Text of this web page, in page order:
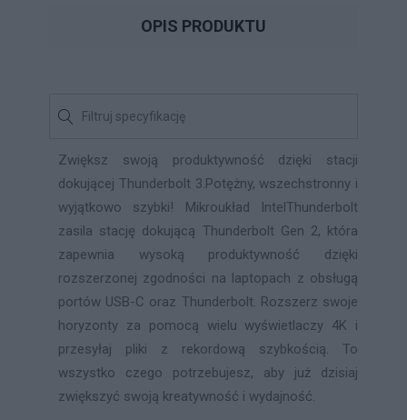
OPIS PRODUKTU
Zwiększ swoją produktywność dzięki stacji
dokującej Thunderbolt 3.Potężny, wszechstronny i
wyjątkowo szybki! Mikroukład IntelThunderbolt
zasila stację dokującą Thunderbolt Gen 2, która
zapewnia wysoką produktywność dzięki
rozszerzonej zgodności na laptopach z obsługą
portów USB-C oraz Thunderbolt. Rozszerz swoje
horyzonty za pomocą wielu wyświetlaczy 4K i
przesyłaj pliki z rekordową szybkością. To
wszystko czego potrzebujesz, aby już dzisiaj
zwiększyć swoją kreatywność i wydajność.